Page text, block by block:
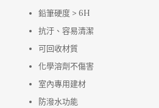
鉛筆硬度 > 6H
抗汙、容易清潔
可回收材質
化學溶劑不傷害
室內專用建材
防潑水功能